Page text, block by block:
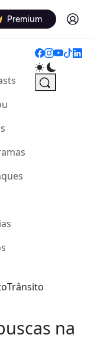
Premium Log in
Trânsito
na